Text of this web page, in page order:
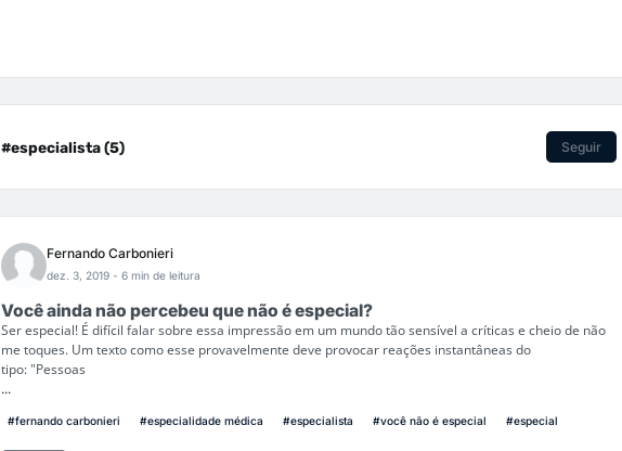
#especialista (5) Seguir
Fernando Carbonieri
dez. 3, 2019 - 6 min de leitura
Você ainda não percebeu que não é especial?
Ser especial! É difícil falar sobre essa impressão em um mundo tão sensível a críticas e cheio de não
me toques. Um texto como esse provavelmente deve provocar reações instantâneas do
tipo: "Pessoas
...
#fernando carbonieri #especialidade médica #especialista #você não é especial #especial